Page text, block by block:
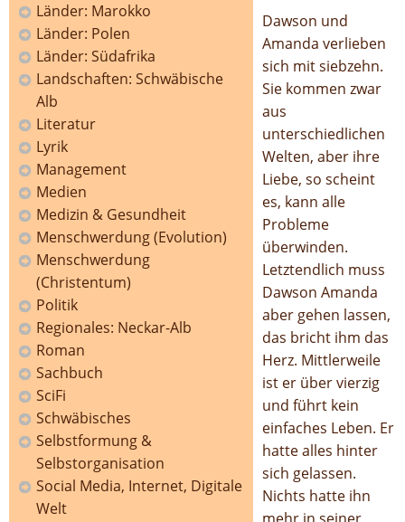
Länder: Marokko
Länder: Polen
Länder: Südafrika
Landschaften: Schwäbische
Alb
Literatur
Lyrik
Management
Medien
Medizin & Gesundheit
Menschwerdung (Evolution)
Menschwerdung
(Christentum)
Politik
Regionales: Neckar-Alb
Roman
Sachbuch
SciFi
Schwäbisches
Selbstformung &
Selbstorganisation
Social Media, Internet, Digitale
Welt
Dawson und
Amanda verlieben
sich mit siebzehn.
Sie kommen zwar
aus
unterschiedlichen
Welten, aber ihre
Liebe, so scheint
es, kann alle
Probleme
überwinden.
Letztendlich muss
Dawson Amanda
aber gehen lassen,
das bricht ihm das
Herz. Mittlerweile
ist er über vierzig
und führt kein
einfaches Leben. Er
hatte alles hinter
sich gelassen.
Nichts hatte ihn